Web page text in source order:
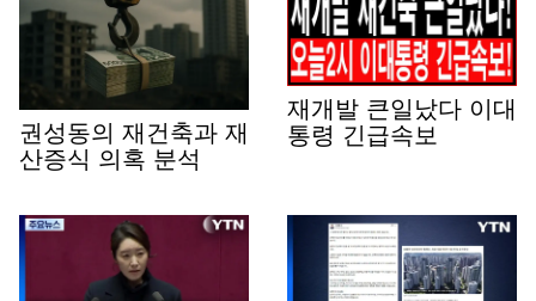
권성동의 재건축과 재
산증식 의혹 분석
재개발 큰일났다 이대
통령 긴급속보